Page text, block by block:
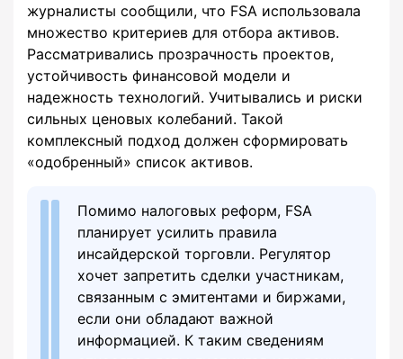
журналисты сообщили, что FSA использовала
множество критериев для отбора активов.
Рассматривались прозрачность проектов,
устойчивость финансовой модели и
надежность технологий. Учитывались и риски
сильных ценовых колебаний. Такой
комплексный подход должен сформировать
«одобренный» список активов.
Помимо налоговых реформ, FSA
планирует усилить правила
инсайдерской торговли. Регулятор
хочет запретить сделки участникам,
связанным с эмитентами и биржами,
если они обладают важной
информацией. К таким сведениям